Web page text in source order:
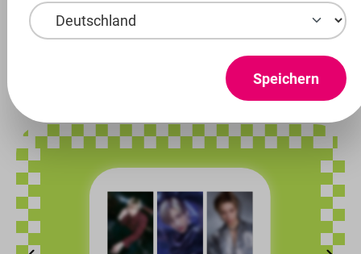
Entertainment
Bildergalerie überspringen
Speichern